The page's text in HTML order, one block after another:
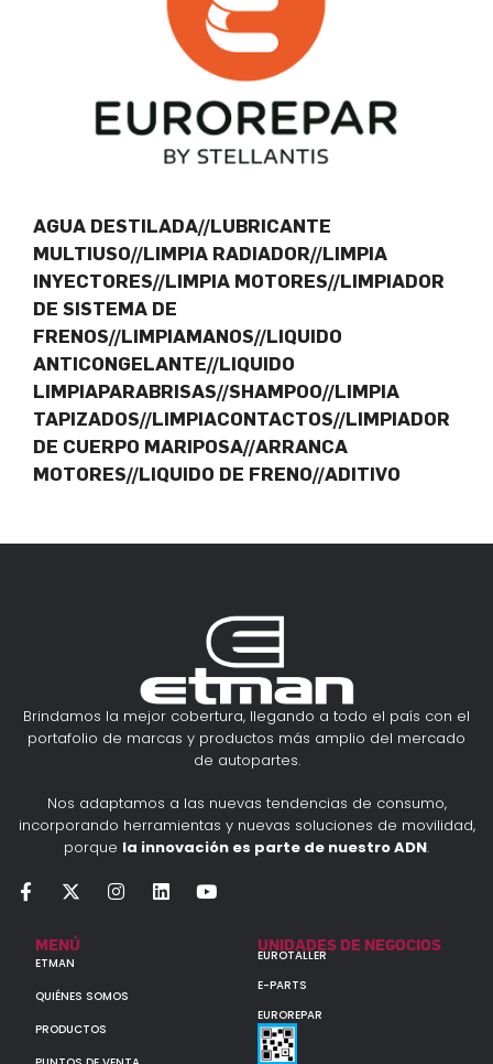
AGUA DESTILADA//LUBRICANTE
MULTIUSO//LIMPIA RADIADOR//LIMPIA
INYECTORES//LIMPIA MOTORES//LIMPIADOR
DE SISTEMA DE
FRENOS//LIMPIAMANOS//LIQUIDO
ANTICONGELANTE//LIQUIDO
LIMPIAPARABRISAS//SHAMPOO//LIMPIA
TAPIZADOS//LIMPIACONTACTOS//LIMPIADOR
DE CUERPO MARIPOSA//ARRANCA
MOTORES//LIQUIDO DE FRENO//ADITIVO
Brindamos la mejor cobertura, llegando a todo el país con el
portafolio de marcas y productos más amplio del mercado
de autopartes.
Nos adaptamos a las nuevas tendencias de consumo,
incorporando herramientas y nuevas soluciones de movilidad,
porque la innovación es parte de nuestro ADN.
MENÚ
ETMAN
QUIÉNES SOMOS
PRODUCTOS
UNIDADES DE NEGOCIOS
EUROTALLER
E-PARTS
EUROREPAR